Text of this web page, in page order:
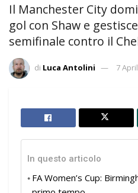
Il Manchester City
gol con Shaw e
semifinale contro il
di Luca Antolini 7
In questo articolo
FA Women’s Cup: